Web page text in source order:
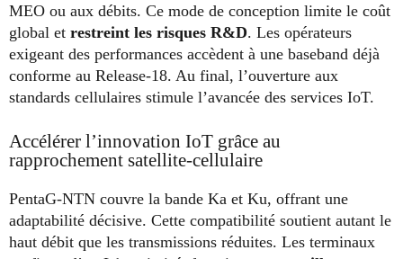
MEO ou aux débits. Ce mode de conception limite le coût
global et restreint les risques R&D. Les opérateurs
exigeant des performances accèdent à une baseband déjà
conforme au Release-18. Au final, l’ouverture aux
standards cellulaires stimule l’avancée des services IoT.
Accélérer l’innovation IoT grâce au
rapprochement satellite-cellulaire
PentaG-NTN couvre la bande Ka et Ku, offrant une
adaptabilité décisive. Cette compatibilité soutient autant le
haut débit que les transmissions réduites. Les terminaux